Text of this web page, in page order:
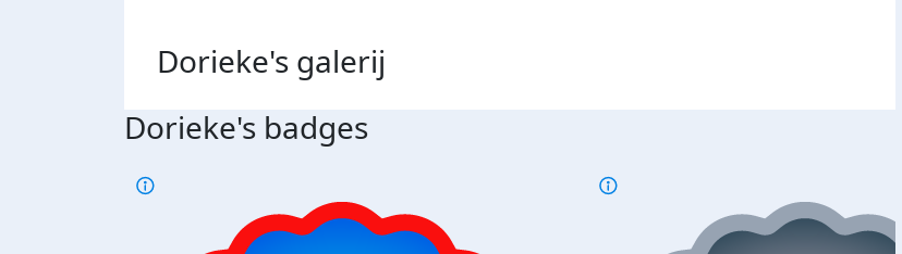
Dorieke's galerij
Dorieke's badges